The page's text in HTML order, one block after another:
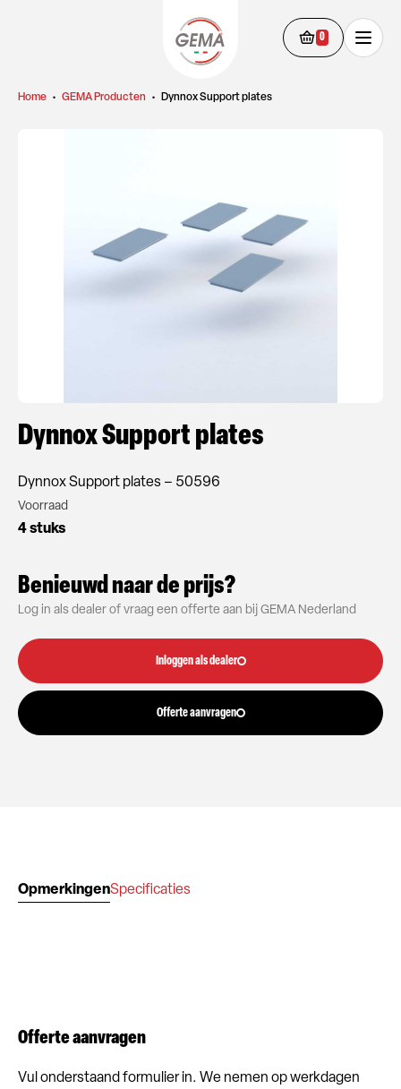
0
Home • GEMA Producten • Dynnox Support plates
Dynnox Support plates
Dynnox Support plates – 50596
Voorraad
4 stuks
Benieuwd naar de prijs?
Log in als dealer of vraag een offerte aan bij GEMA Nederland
Inloggen als dealer
Offerte aanvragen
OpmerkingenSpecificaties
Offerte aanvragen
Vul onderstaand formulier in. We nemen op werkdagen